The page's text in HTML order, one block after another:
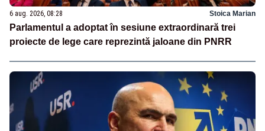
6 aug. 2026, 08:28 Stoica Marian
Parlamentul a adoptat în sesiune extraordinară trei
proiecte de lege care reprezintă jaloane din PNRR